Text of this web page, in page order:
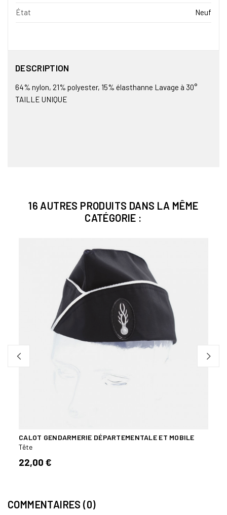
État Neuf
DESCRIPTION
64% nylon, 21% polyester, 15% élasthanne Lavage à 30°
TAILLE UNIQUE
16 AUTRES PRODUITS DANS LA MÊME
CATÉGORIE :
CALOT GENDARMERIE DÉPARTEMENTALE ET MOBILE
Tête
22,00 €
COMMENTAIRES (0)